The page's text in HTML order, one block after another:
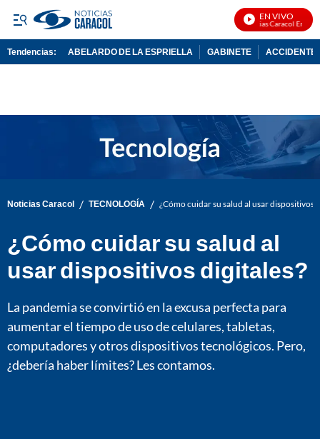
EN VIVO
Noticias Caracol En Vivo
Tendencias: ABELARDO DE LA ESPRIELLA GABINETE ACCIDENTE
Noticias Caracol / TECNOLOGÍA / ¿Cómo cuidar su salud al usar dispositivos
¿Cómo cuidar su salud al
usar dispositivos digitales?
La pandemia se convirtió en la excusa perfecta para
aumentar el tiempo de uso de celulares, tabletas,
computadores y otros dispositivos tecnológicos. Pero,
¿debería haber límites? Les contamos.